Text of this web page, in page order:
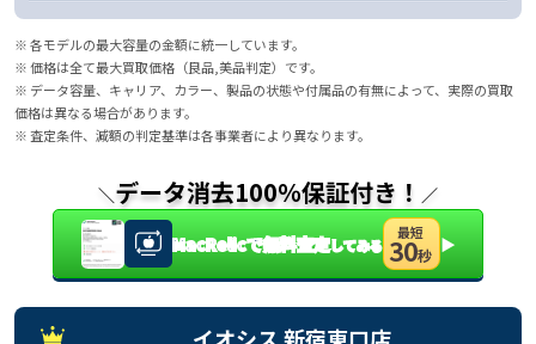
※ 各モデルの最大容量の金額に統一しています。
※ 価格は全て最大買取価格（良品,美品判定）です。
※ データ容量、キャリア、カラー、製品の状態や付属品の有無によって、実際の買取
価格は異なる場合があります。
※ 査定条件、減額の判定基準は各事業者により異なります。
＼データ消去100％保証付き！ ／
MacRelicで無料査定してみる
最短
30秒 ▶
イオシス 新宿東口店